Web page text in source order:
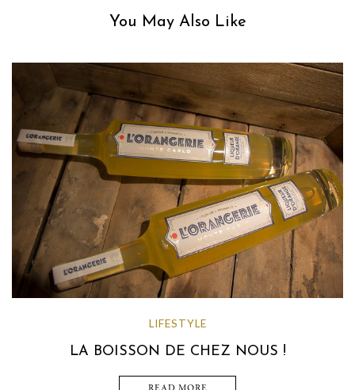
You May Also Like
LIFESTYLE
LA BOISSON DE CHEZ NOUS !